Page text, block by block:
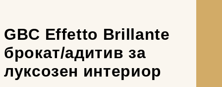
GBC Effetto Brillante
брокат/адитив за
луксозен интериор